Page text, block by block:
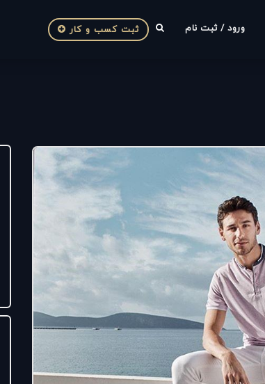
ورود / ثبت نام ثبت کسب و کار